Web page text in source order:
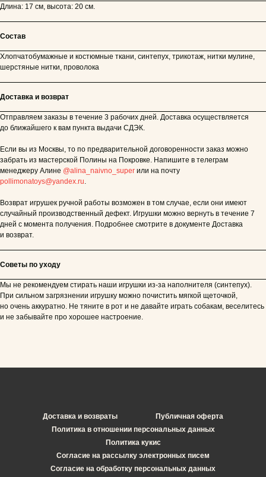
Длина: 17 см, высота: 20 см.
Состав
Хлопчатобумажные и костюмные ткани, синтепух, трикотаж, нитки мулине,
шерстяные нитки, проволока
Доставка и возврат
Отправляем заказы в течение 3 рабочих дней. Доставка осуществляется
до ближайшего к вам пункта выдачи СДЭК.
Если вы из Москвы, то по предварительной договоренности заказ можно
забрать из мастерской Полины на Покровке. Напишите в телеграм
менеджеру Алине @alina_naivno_super или на почту
pollimonatoys@yandex.ru.
Возврат игрушек ручной работы возможен в том случае, если они имеют
случайный производственный дефект. Игрушки можно вернуть в течение 7
дней с момента получения. Подробнее смотрите в документе Доставка
и возврат.
Советы по уходу
Мы не рекомендуем стирать наши игрушки из-за наполнителя (синтепух).
При сильном загрязнении игрушку можно почистить мягкой щеточкой,
но очень аккуратно. Не тяните в рот и не давайте играть собакам, веселитесь
и не забывайте про хорошее настроение.
Доставка и возвраты
Публичная оферта
Политика в отношении персональных данных
Политика кукис
Согласие на рассылку электронных писем
Согласие на обработку персональных данных